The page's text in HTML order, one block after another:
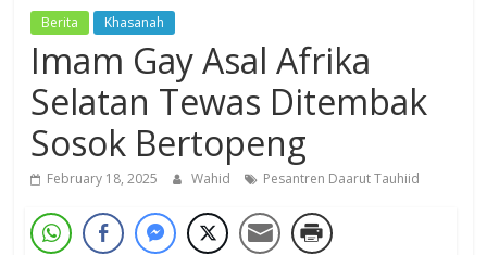
Dzikir,
Fikir,
Ikhtiar
Berita Khasanah
Imam Gay Asal Afrika
Selatan Tewas Ditembak
Sosok Bertopeng
February 18, 2025 Wahid Pesantren Daarut Tauhiid